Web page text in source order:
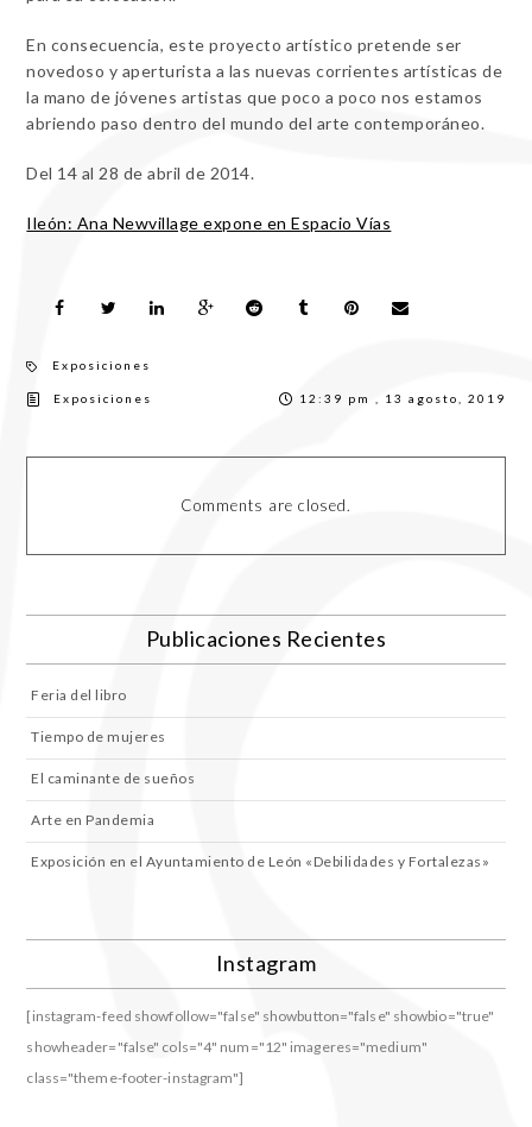
En consecuencia, este proyecto artístico pretende ser
novedoso y aperturista a las nuevas corrientes artísticas de
la mano de jóvenes artistas que poco a poco nos estamos
abriendo paso dentro del mundo del arte contemporáneo.
Del 14 al 28 de abril de 2014.
Ileón: Ana Newvillage expone en Espacio Vías
Exposiciones
Exposiciones 12:39 pm , 13 agosto, 2019
Comments are closed.
Publicaciones Recientes
Feria del libro
Tiempo de mujeres
El caminante de sueños
Arte en Pandemia
Exposición en el Ayuntamiento de León «Debilidades y Fortalezas»
Instagram
[instagram-feed showfollow="false" showbutton="false" showbio="true"
showheader="false" cols="4" num="12" imageres="medium"
class="theme-footer-instagram"]